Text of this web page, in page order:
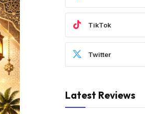
TikTok
Twitter
Latest Reviews